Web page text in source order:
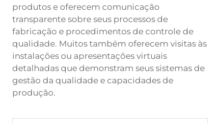
produtos e oferecem comunicação
transparente sobre seus processos de
fabricação e procedimentos de controle de
qualidade. Muitos também oferecem visitas às
instalações ou apresentações virtuais
detalhadas que demonstram seus sistemas de
gestão da qualidade e capacidades de
produção.